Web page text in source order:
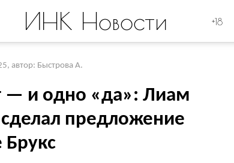
ИНК Новости +18
, автор: Быстрова А.
— и одно «да»: Лиам
предложение
Брукс